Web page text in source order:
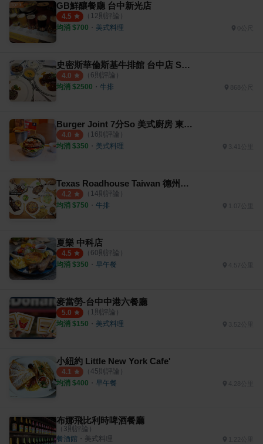
GB鮮釀餐廳 台中新光店
4.5 （ 12則評論）
均消 $700 ・ 美式料理
史密斯華倫斯基牛排館 台中店 Smith & Wollensky Taichung
4.0 （ 6則評論）
均消 $2500 ・ 牛排
Burger Joint 7分So 美式廚房 東海店
4.0 （ 16則評論）
均消 $350 ・ 美式料理 3.41公里
Texas Roadhouse Taiwan 德州鮮切牛排 台中店
4.2 （ 14則評論）
均消 $750 ・ 牛排
夏樂 中科店
4.5 （ 60則評論）
均消 $350 ・ 早午餐 4.57公里
麥當勞-台中中港六餐廳
5.0 （ 1則評論）
均消 $150 ・ 美式料理 3.52公里
小紐約 Little New York Cafe'
4.1 （ 45則評論）
均消 $400 ・ 早午餐 4.28公里
布娜飛比利時啤酒餐廳
（ 3則評論）
餐酒館 ・ 美式料理